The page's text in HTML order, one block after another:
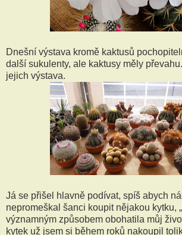
Dnešní výstava kromě kaktusů
další sukulenty, ale kaktusy měly
jejich výstava.
Já se přišel hlavně podívat, spíš abych
nepromeškal šanci koupit nějakou kytku,
významným způsobem obohatila můj
kytek už jsem si během roků nakoupil